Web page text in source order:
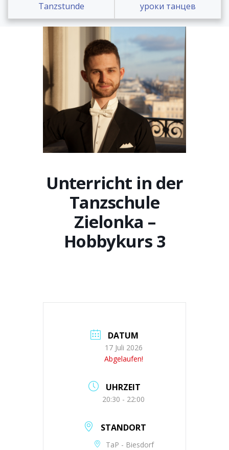
Tanzstunde
уроки танцев
Unterricht in der
Tanzschule
Zielonka –
Hobbykurs 3
DATUM
17 Juli 2026
Abgelaufen!
UHRZEIT
20:30 - 22:00
STANDORT
TaP - Biesdorf